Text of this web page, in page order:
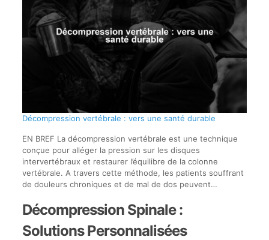
Décompression vertébrale : vers une santé durable
EN BREF La décompression vertébrale est une technique
conçue pour alléger la pression sur les disques
intervertébraux et restaurer l’équilibre de la colonne
vertébrale. A travers cette méthode, les patients souffrant
de douleurs chroniques et de mal de dos peuvent…
Décompression Spinale :
Solutions Personnalisées